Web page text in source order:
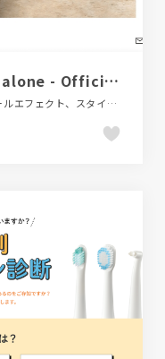
Jo Loves created by Jo Malone - Official Site
ECサイト、グレー系、シンプル、スクロールエフェクト、スタイリッシュ、ナチュラル、ファッション・ビューティー、ホワイト系、モーション多め、大きめ写真、海外サイト